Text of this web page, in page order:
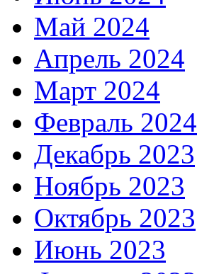
Май 2024
Апрель 2024
Март 2024
Февраль 2024
Декабрь 2023
Ноябрь 2023
Октябрь 2023
Июнь 2023